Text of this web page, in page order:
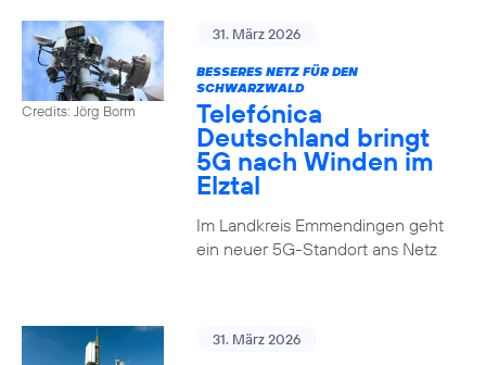
Credits: Jörg Borm
31. März 2026
BESSERES NETZ FÜR DEN
SCHWARZWALD
Telefónica
Deutschland bringt
5G nach Winden im
Elztal
Im Landkreis Emmendingen geht
ein neuer 5G-Standort ans Netz
31. März 2026